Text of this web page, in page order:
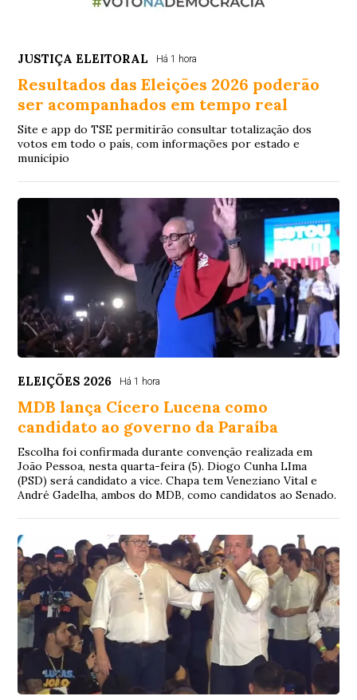
JUSTIÇA ELEITORAL Há 1 hora
Resultados das Eleições 2026 poderão
ser acompanhados em tempo real
Site e app do TSE permitirão consultar totalização dos
votos em todo o país, com informações por estado e
município
ELEIÇÕES 2026 Há 1 hora
MDB lança Cícero Lucena como
candidato ao governo da Paraíba
Escolha foi confirmada durante convenção realizada em
João Pessoa, nesta quarta-feira (5). Diogo Cunha LIma
(PSD) será candidato a vice. Chapa tem Veneziano Vital e
André Gadelha, ambos do MDB, como candidatos ao Senado.